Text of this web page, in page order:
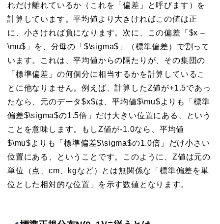
れだけ離れているか（これを「偏差」と呼びます）を
計算しています。平均値より大きければこの値は正
に、小さければ負になります。次に、この偏差「$x –
\mu$」を、分母の「$\sigma$」（標準偏差）で割って
います。これは、平均値からの隔たりが、その集団の
「標準偏差」の何個分に相当するかを計算しているこ
とに他なりません。例えば、計算したZ値が+1.5であっ
たなら、元のデータ$x$は、平均値$\mu$よりも「標準
偏差$\sigma$の1.5倍」だけ大きい位置にある、という
ことを意味します。もしZ値が-1.0なら、平均値
$\mu$よりも「標準偏差$\sigma$の1.0倍」だけ小さい
位置にある、ということです。このように、Z値は元の
単位（点、cm、kgなど）とは無関係な「標準偏差を単
位とした相対的な位置」を示す数値となります。